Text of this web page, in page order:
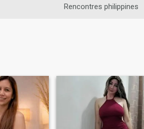
Rencontres philippines